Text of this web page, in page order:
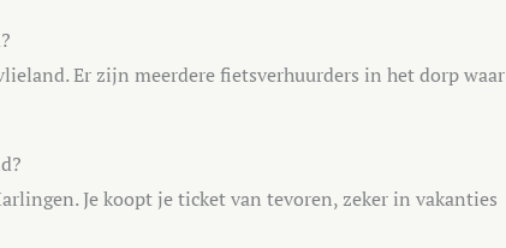
Er zijn meerdere fietsverhuurders in het dorp waar
Je koopt je ticket van tevoren, zeker in vakanties